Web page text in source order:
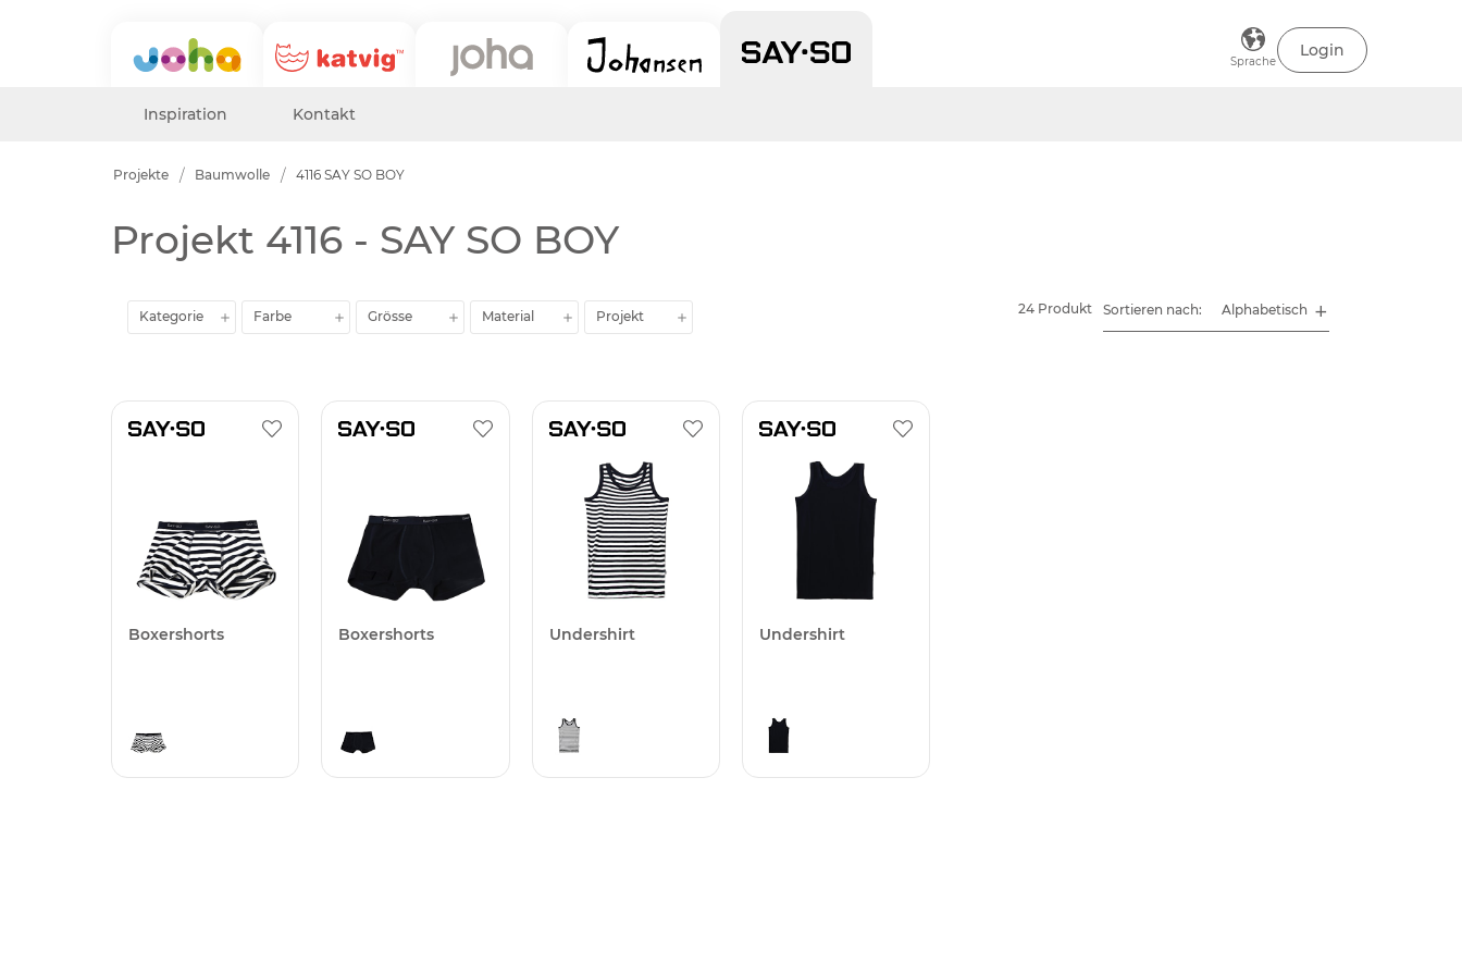
Sprache
Login
Inspiration Kontakt
Projekte Baumwolle 4116 SAY SO BOY
Projekt 4116 - SAY SO BOY
Kategorie Farbe Grösse Material Projekt Sortieren nach:
24 Produkt
Boxershorts Boxershorts Undershirt Undershirt